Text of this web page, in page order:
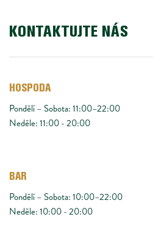
KONTAKTUJTE NÁS
HOSPODA
Pondělí – Sobota: 11:00–22:00
Neděle: 11:00 - 20:00
BAR
Pondělí – Sobota: 10:00–22:00
Neděle: 10:00 - 20:00